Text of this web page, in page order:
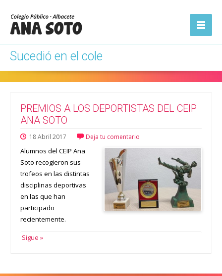
navegación
Sucedió en el cole
PREMIOS A LOS DEPORTISTAS DEL CEIP
ANA SOTO
18Abril 2017 Deja tu comentario
Alumnos del CEIP Ana
Soto recogieron sus
trofeos en las distintas
disciplinas deportivas
en las que han
participado
recientemente.
Sigue »